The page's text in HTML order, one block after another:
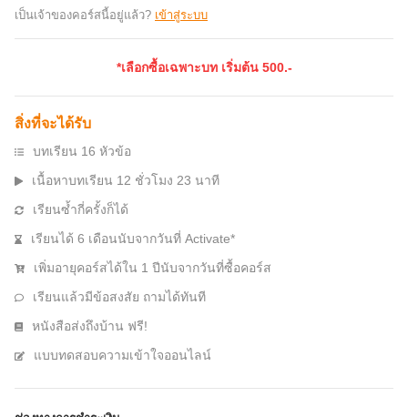
เป็นเจ้าของคอร์สนี้อยู่แล้ว? เข้าสู่ระบบ
*เลือกซื้อเฉพาะบท เริ่มต้น 500.-
สิ่งที่จะได้รับ
บทเรียน 16 หัวข้อ
เนื้อหาบทเรียน 12 ชั่วโมง 23 นาที
เรียนซ้ำกี่ครั้งก็ได้
เรียนได้ 6 เดือนนับจากวันที่ Activate*
เพิ่มอายุคอร์สได้ใน 1 ปีนับจากวันที่ซื้อคอร์ส
เรียนแล้วมีข้อสงสัย ถามได้ทันที
หนังสือส่งถึงบ้าน ฟรี!
แบบทดสอบความเข้าใจออนไลน์